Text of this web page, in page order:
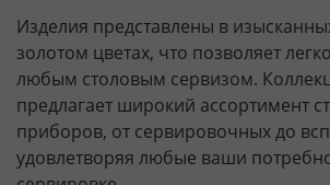
Изделия представлены в
золотом цветах, что позволяет
любым столовым сервизом.
предлагает широкий ассортимент
приборов, от сервировочных до
удовлетворяя любые ваши